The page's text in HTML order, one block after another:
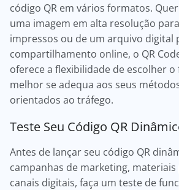
código QR em vários formatos.
uma imagem em alta resolução
impressos ou de um arquivo digital
compartilhamento online, o QR
oferece a flexibilidade de escolher
melhor se adequa aos seus
orientados ao tráfego.
Teste Seu Código QR
Antes de lançar seu código QR
campanhas de marketing,
canais digitais, faça um teste de